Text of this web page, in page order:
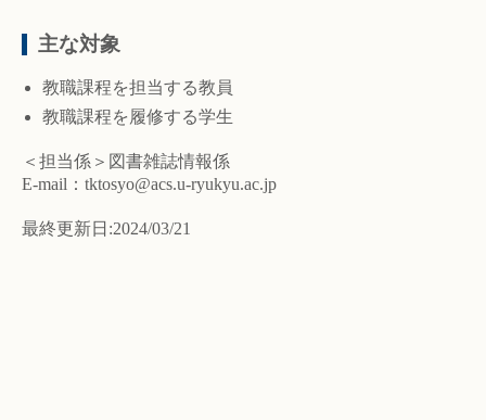
主な対象
教職課程を担当する教員
教職課程を履修する学生
＜担当係＞図書雑誌情報係
E-mail：tktosyo@acs.u-ryukyu.ac.jp
最終更新日:2024/03/21